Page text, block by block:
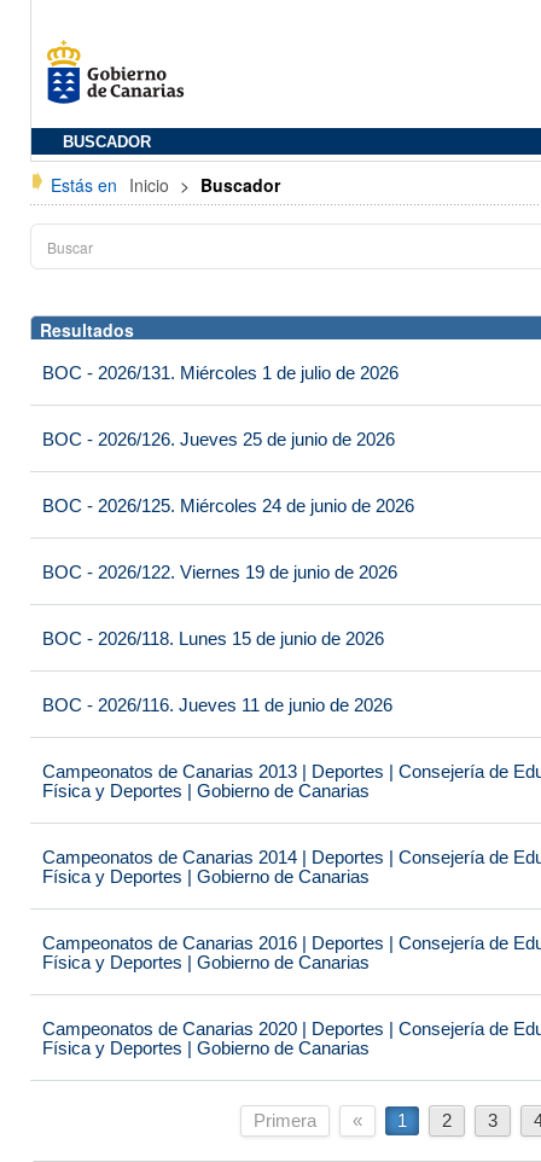
BUSCADOR
Estás en Inicio > Buscador
Resultados
BOC - 2026/131. Miércoles 1 de julio de 2026
BOC - 2026/126. Jueves 25 de junio de 2026
BOC - 2026/125. Miércoles 24 de junio de 2026
BOC - 2026/122. Viernes 19 de junio de 2026
BOC - 2026/118. Lunes 15 de junio de 2026
BOC - 2026/116. Jueves 11 de junio de 2026
Campeonatos de Canarias 2013 | Deportes | Consejería de
Física y Deportes | Gobierno de Canarias
Campeonatos de Canarias 2014 | Deportes | Consejería de
Física y Deportes | Gobierno de Canarias
Campeonatos de Canarias 2016 | Deportes | Consejería de
Física y Deportes | Gobierno de Canarias
Campeonatos de Canarias 2020 | Deportes | Consejería de
Física y Deportes | Gobierno de Canarias
Primera « 1 2 3